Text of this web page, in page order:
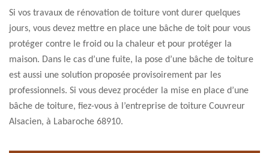
Si vos travaux de rénovation de toiture vont durer quelques
jours, vous devez mettre en place une bâche de toit pour vous
protéger contre le froid ou la chaleur et pour protéger la
maison. Dans le cas d’une fuite, la pose d’une bâche de toiture
est aussi une solution proposée provisoirement par les
professionnels. Si vous devez procéder la mise en place d’une
bâche de toiture, fiez-vous à l’entreprise de toiture Couvreur
Alsacien, à Labaroche 68910.